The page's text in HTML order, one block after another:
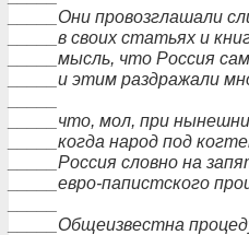
_____Они провозглашали
_____в своих статьях и
_____мысль, что Россия
_____и этим раздражали
_____что, мол, при
_____когда народ под
_____Россия словно на
_____евро-папистского
_____Общеизвестна